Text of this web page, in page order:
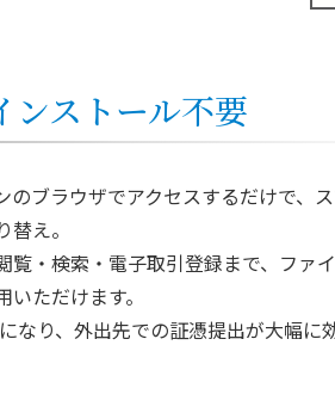
ンストール不要
のブラウザでアクセスするだけで、
え。
覧・検索・電子取引登録まで、ファ
ただけます。
なり、外出先での証憑提出が大幅に